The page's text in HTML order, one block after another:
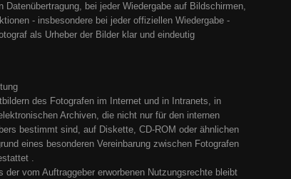
Datenübertragung, bei jeder Wiedergabe auf Bildschirmen,
- insbesondere bei jeder offiziellen Wiedergabe -
als Urheber der Bilder klar und eindeutig
des Fotografen im Internet und in Intranets, in
Archiven, die nicht nur für den internen
bestimmt sind, auf Diskette, CD-ROM oder ähnlichen
eines besonderen Vereinbarung zwischen Fotografen
.
der vom Auftraggeber erworbenen Nutzungsrechte bleibt